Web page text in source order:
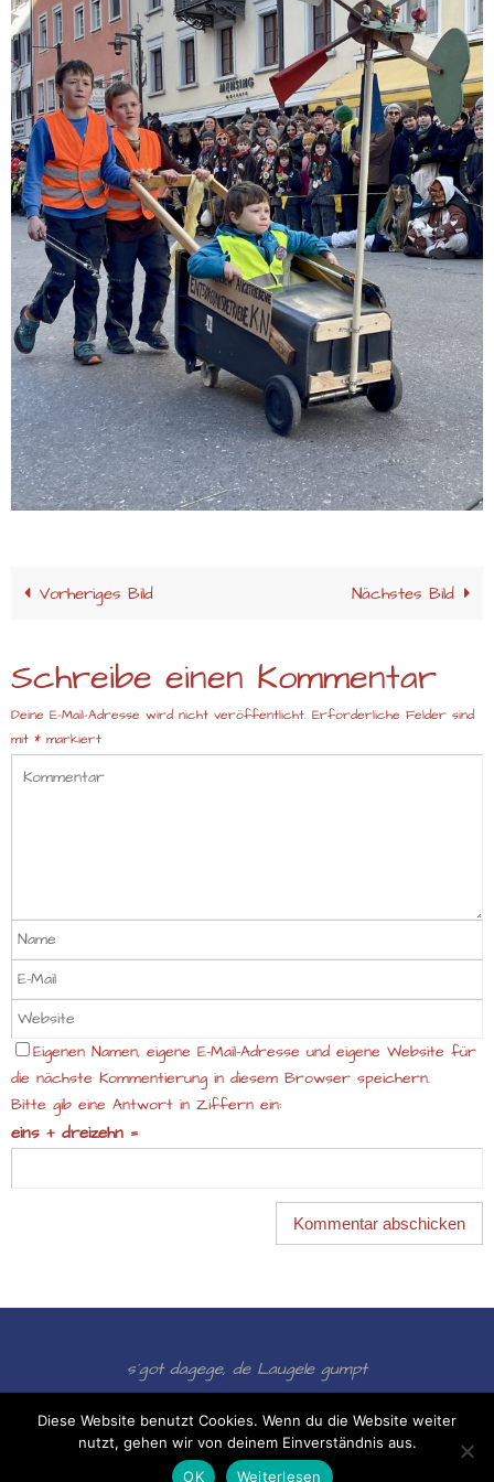
Vorheriges Bild Nächstes Bild
Schreibe einen Kommentar
Deine E-Mail-Adresse wird nicht veröffentlicht. Erforderliche Felder sind
mit * markiert
Eigenen Namen, eigene E-Mail-Adresse und eigene Website für
die nächste Kommentierung in diesem Browser speichern.
Bitte gib eine Antwort in Ziffern ein:
eins + dreizehn =
s´got dagege, de Laugele gumpt
Präsentiert vonNirvana& WordPress.
Diese Website benutzt Cookies. Wenn du die Website weiter
nutzt, gehen wir von deinem Einverständnis aus.
OK
Weiterlesen